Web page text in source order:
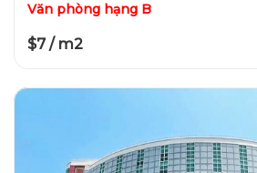
Văn phòng hạng B
$7 / m2